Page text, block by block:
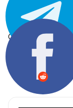
Chia sẻ: